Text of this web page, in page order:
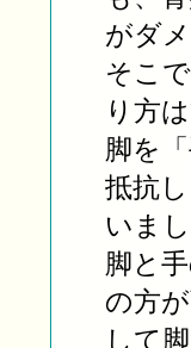
がダ
そこ
り方
脚を
抵抗
いま
脚と
の方
して